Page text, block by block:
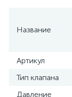
Название
Артикул
Тип клапана
Давление